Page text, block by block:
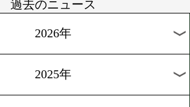
[動画・調印式・計量
柴田「青のベルトを守る」
[動画・前日計量]2014.2.28
次期王座挑戦権をかけて